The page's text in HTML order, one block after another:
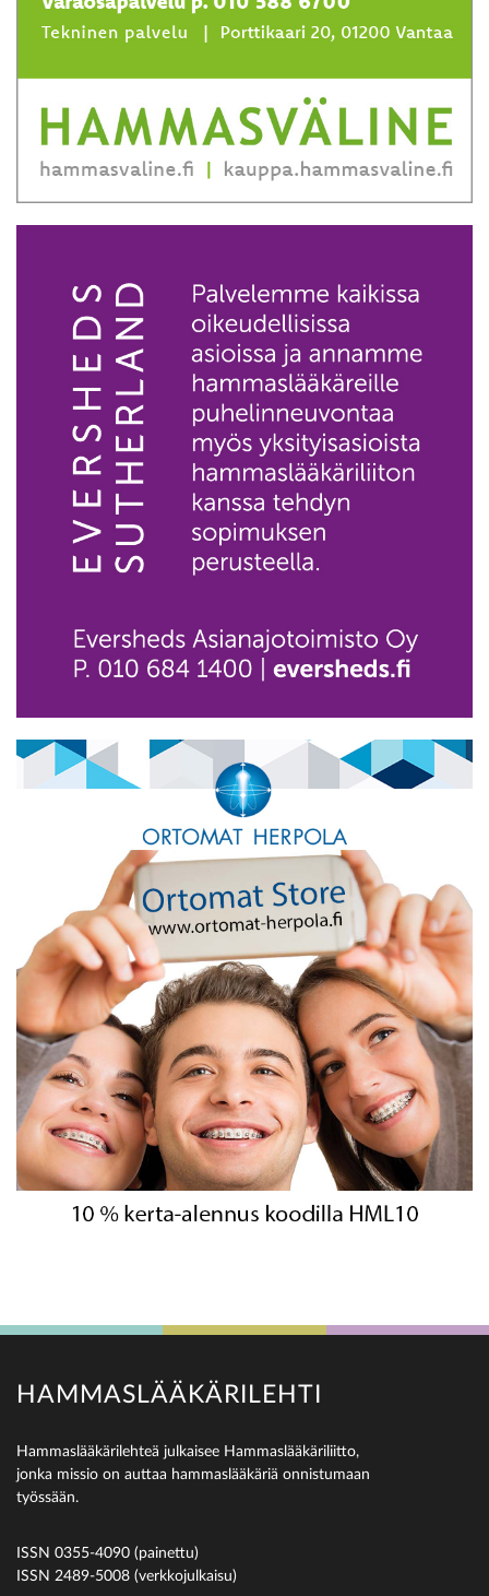
HAMMASLÄÄKÄRILEHTI
Hammaslääkärilehteä julkaisee Hammaslääkäriliitto,
jonka missio on auttaa hammaslääkäriä onnistumaan
työssään.
ISSN 0355-4090 (painettu)
ISSN 2489-5008 (verkkojulkaisu)